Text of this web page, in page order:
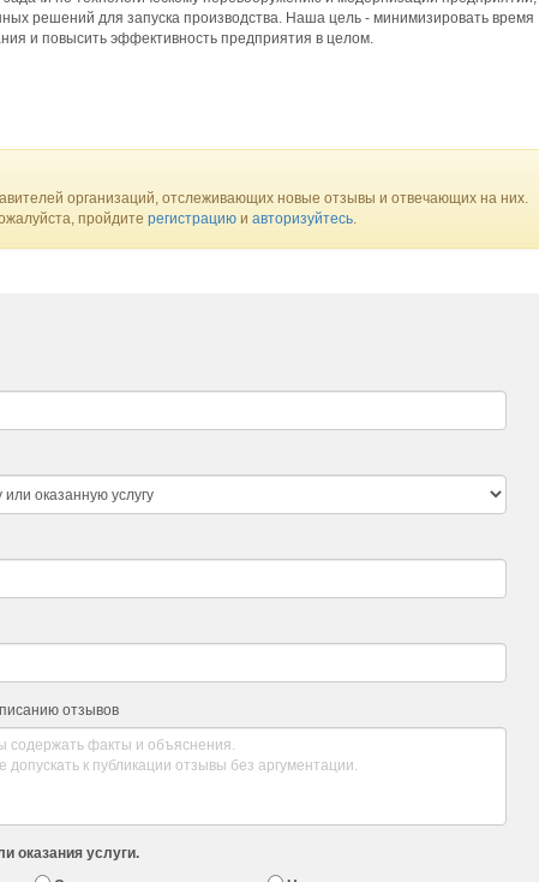
решений для запуска производства. Наша цель - минимизировать время
и повысить эффективность предприятия в целом.
организаций, отслеживающих новые отзывы и отвечающих на них.
пройдите регистрацию и авторизуйтесь.
отзывов
оказания услуги.